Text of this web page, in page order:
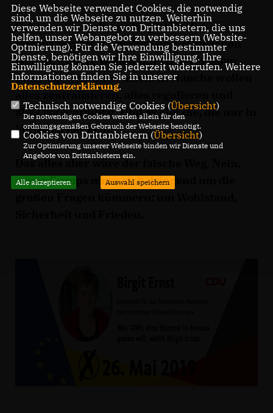
Schauen Sie sich um: Es gibt Kräfte, die
Europa zerstören, spalten und schwächen
wollen. Andere wollen nur Geld verteilen
und neue Schulden machen. Manche wollen
alles zentralisieren, alles regulieren und
alles vorschreiben. Und es gibt die, die nur in
Verboten denken.
Das alles aber wäre der falsche Weg. Nein,
unser Europa muss sich dringend um die
Diese Webseite verwendet Cookies, die notwendig
sind, um die Webseite zu nutzen. Weiterhin
verwenden wir Dienste von Drittanbietern, die uns
helfen, unser Webangebot zu verbessern (Website-
Optmierung). Für die Verwendung bestimmter
Dienste, benötigen wir Ihre Einwilligung. Ihre
Einwilligung können Sie jederzeit widerrufen. Weitere
Informationen finden Sie in unserer
Datenschutzerklärung.
Technisch notwendige Cookies (Übersicht)
Die notwendigen Cookies werden allein für den
ordnungsgemäßen Gebrauch der Webseite benötigt.
Cookies von Drittanbietern (Übersicht)
Zur Optimierung unserer Webseite binden wir Dienste und
Angebote von Drittanbietern ein.
Alle akzeptieren Auswahl speichern